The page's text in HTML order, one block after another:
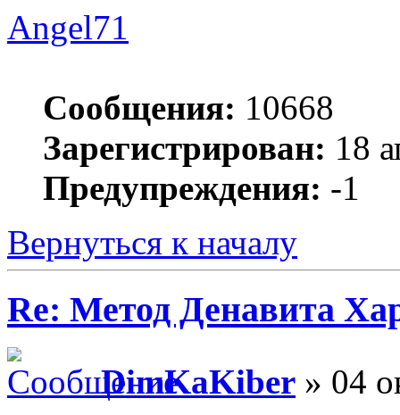
Angel71
Сообщения: 10668
Зарегистрирован: 18
Предупреждения: -1
Вернуться к началу
Re: Метод Денавита
DimKaKiber » 04